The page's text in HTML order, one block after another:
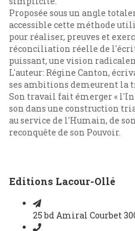
Proposée sous un angle
accessible cette méthode
pour réaliser, preuves et
réconciliation réelle de
puissant, une vision
L'auteur: Régine Canton,
ses ambitions demeurent la
Son travail fait émerger «
son dans une construction
au service de l'Humain, de
reconquête de son Pouvoir.
Editions Lacour-Ollé
25 bd Amiral Courbet